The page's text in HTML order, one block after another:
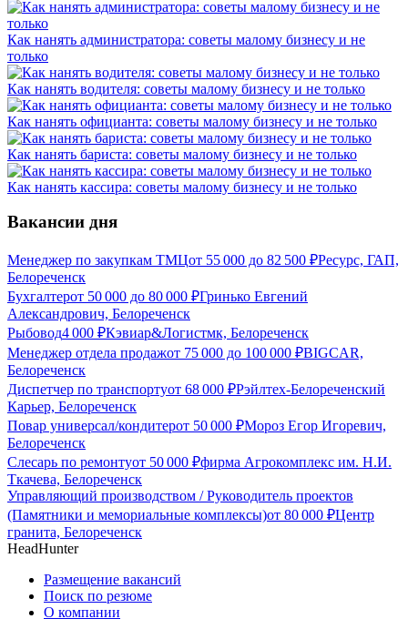
Как нанять администратора: советы малому бизнесу и не
только
Как нанять водителя: советы малому бизнесу и не только
Как нанять официанта: советы малому бизнесу и не только
Как нанять бариста: советы малому бизнесу и не только
Как нанять кассира: советы малому бизнесу и не только
Вакансии дня
Менеджер по закупкам ТМЦот 55 000 до 82 500 ₽Ресурс, ГАП,
Белореченск
Бухгалтерот 50 000 до 80 000 ₽Гринько Евгений
Александрович, Белореченск
Рыбовод4 000 ₽Кэвиар&Логистмк, Белореченск
Менеджер отдела продажот 75 000 до 100 000 ₽BIGCAR,
Белореченск
Диспетчер по транспортуот 68 000 ₽Рэйлтех-Белореченский
Карьер, Белореченск
Повар универсал/кондитерот 50 000 ₽Мороз Егор Игоревич,
Белореченск
Слесарь по ремонтуот 50 000 ₽фирма Агрокомплекс им. Н.И.
Ткачева, Белореченск
Управляющий производством / Руководитель проектов
(Памятники и мемориальные комплексы)от 80 000 ₽Центр
гранита, Белореченск
HeadHunter
Размещение вакансий
Поиск по резюме
О компании